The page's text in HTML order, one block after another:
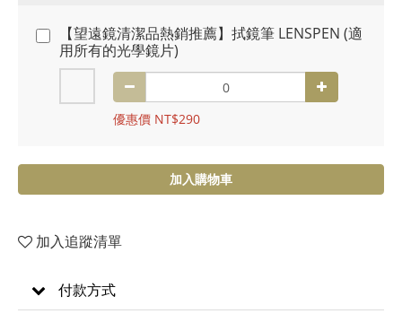
【望遠鏡清潔品熱銷推薦】拭鏡筆 LENSPEN (適
用所有的光學鏡片)
優惠價 NT$290
加入購物車
加入追蹤清單
付款方式